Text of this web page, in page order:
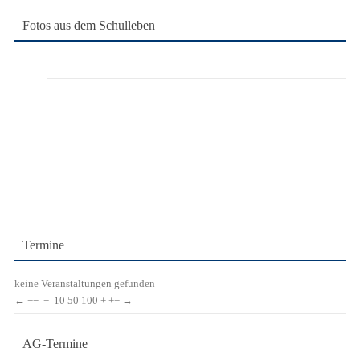
Fotos aus dem Schulleben
Termine
keine Veranstaltungen gefunden
← −− − 10 50 100 + ++ →
AG-Termine